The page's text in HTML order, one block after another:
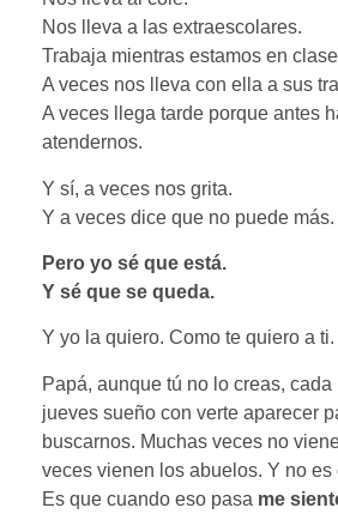
Nos lleva a las extraescolares.
Trabaja mientras estamos en
A veces nos lleva con ella a sus
A veces llega tarde porque antes
atendernos.
Y sí, a veces nos grita.
Y a veces dice que no puede más.
Pero yo sé que está.
Y sé que se queda.
Y yo la quiero. Como te quiero a ti.
Papá, aunque tú no lo creas, cada
jueves sueño con verte aparecer
buscarnos. Muchas veces no
veces vienen los abuelos. Y no es
Es que cuando eso pasa me